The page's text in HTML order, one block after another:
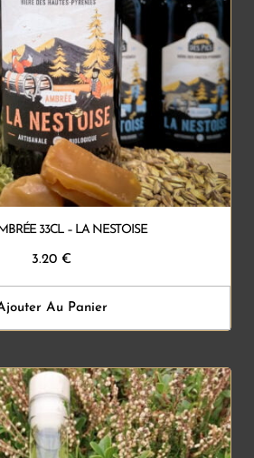
33CL – LA NESTOISE
3.20 €
Au Panier